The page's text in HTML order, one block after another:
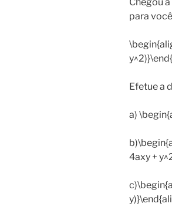
para
Efetue a
a)
4axy +